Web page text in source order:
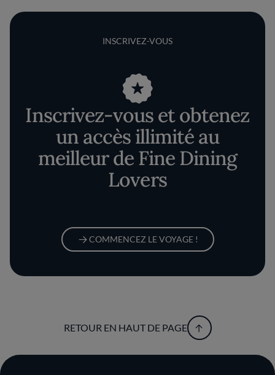
INSCRIVEZ-VOUS
Inscrivez-vous et obtenez
un accès illimité au
meilleur de Fine Dining
Lovers
COMMENCEZ LE VOYAGE !
RETOUR EN HAUT DE PAGE